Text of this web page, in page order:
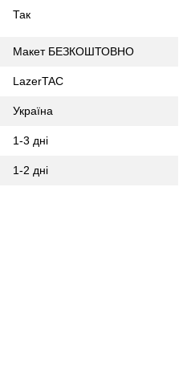
Так
Макет БЕЗКОШТОВНО
LazerTAC
Україна
1-3 дні
1-2 дні